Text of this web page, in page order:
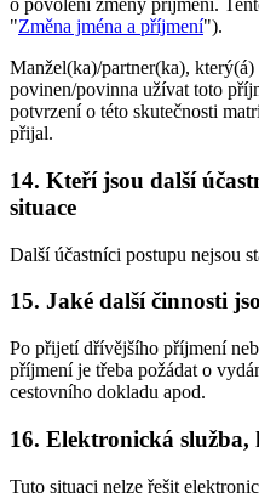
o povolení změny příjmení.
"Změna jména a příjmení").
Manžel(ka)/partner(ka),
povinen/povinna užívat toto
potvrzení o této skutečnosti
přijal.
14. Kteří jsou další
situace
Další účastníci postupu nejsou
15. Jaké další činnosti
Po přijetí dřívějšího příjmení
příjmení je třeba požádat o
cestovního dokladu apod.
16. Elektronická služba,
Tuto situaci nelze řešit